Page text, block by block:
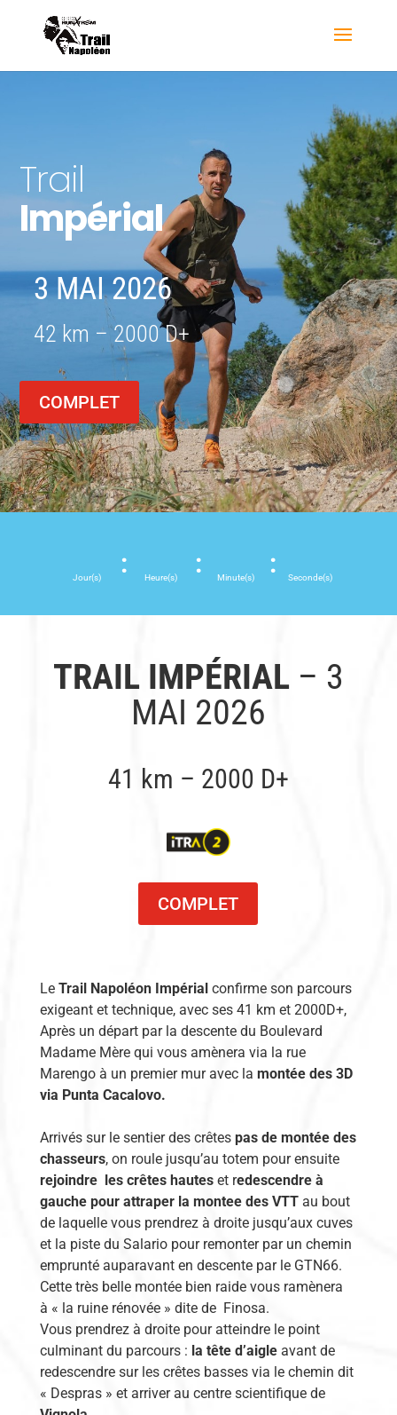
Trail
Impérial
3 MAI 2026
42 km – 2000 D+
COMPLET
Jour(s) : Heure(s) : Minute(s) : Seconde(s)
TRAIL IMPÉRIAL – 3
MAI 2026
41 km – 2000 D+
COMPLET
Le Trail Napoléon Impérialconfirme son parcours
exigeant et technique, avec ses 41 km et 2000D+,
Après un départ par la descente du Boulevard
Madame Mère qui vous amènera via la rue
Marengo à un premier mur avec la montée des 3D
via Punta Cacalovo.
Arrivés sur le sentier des crêtes pas de montée des
chasseurs, on roule jusqu’au totem pour ensuite
rejoindre les crêtes hauteset redescendre à
gauche pour attraper la montee des VTTau bout
de laquelle vous prendrez à droite jusqu’aux cuves
et la piste du Salario pour remonter par un chemin
emprunté auparavant en descente par le GTN66.
Cette très belle montée bien raide vous ramènera
à « la ruine rénovée » dite de Finosa.
Vous prendrez à droite pour atteindre le point
culminant du parcours : la tête d’aigleavant de
redescendre sur les crêtes basses via le chemin dit
« Despras » et arriver au centre scientifique de